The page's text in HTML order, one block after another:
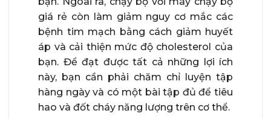
giá rẻ còn làm giảm nguy cơ mắc các
bệnh tim mạch bằng cách giảm huyết
áp và cải thiện mức độ cholesterol của
bạn. Để đạt được tất cả những lợi ích
này, bạn cần phải chăm chỉ luyện tập
hàng ngày và có một bài tập đủ để tiêu
hao và đốt cháy năng lượng trên cơ thể.